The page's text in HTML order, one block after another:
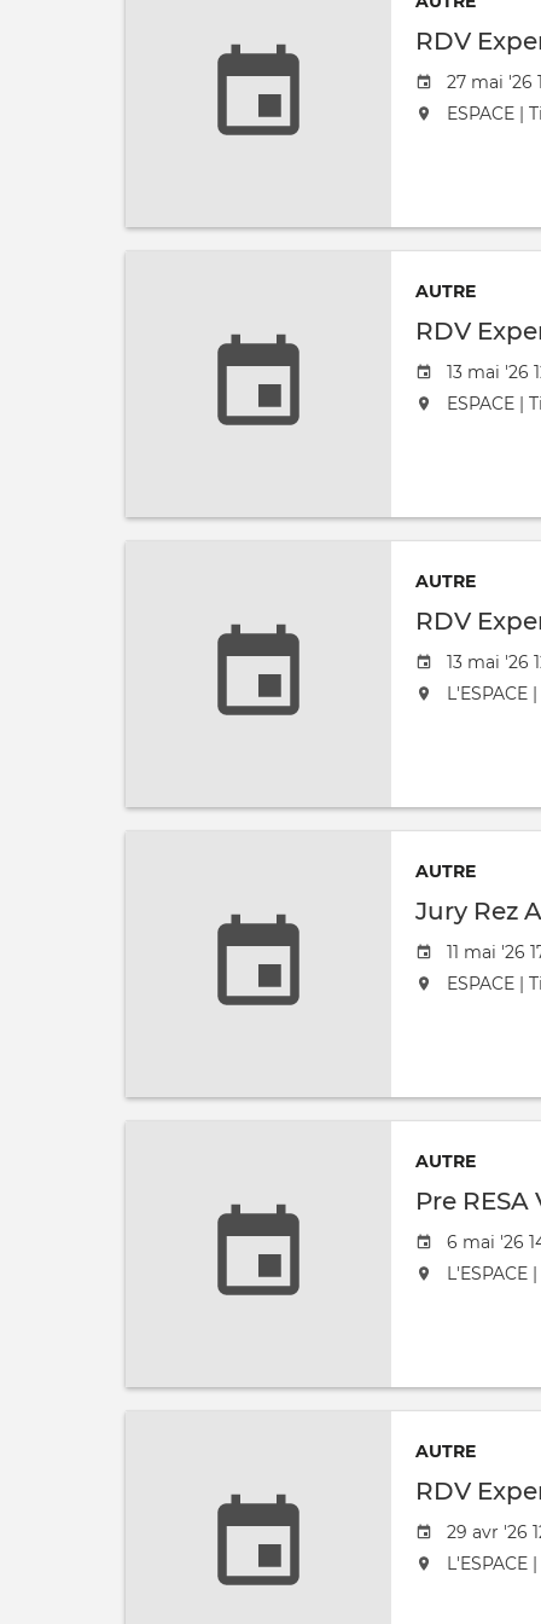
RDV
Date de
27 mai '26
ESPACE |
AUTRE
RDV
Date de
13 mai '26
ESPACE |
AUTRE
RDV
Date de
13 mai '26
L'ESPACE
AUTRE
Jury Rez
Date de
11 mai '26
ESPACE |
AUTRE
Pre RESA
Date de
6 mai '26
L'ESPACE
AUTRE
RDV
Date de
29 avr '26
L'ESPACE